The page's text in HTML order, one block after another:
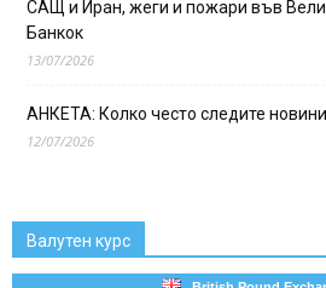
САЩ и Иран, жеги и пожари във
Банкок
13/07/2026
АНКЕТА: Колко често следите
12/07/2026
Валутен курс